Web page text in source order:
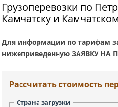
Грузоперевозки по
Камчатску и
Для информации по тарифам
нижеприведенную ЗАЯВКУ НА
Рассчитать стоимость
Страна загрузки